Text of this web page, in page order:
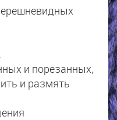
и порезанных,
и размять